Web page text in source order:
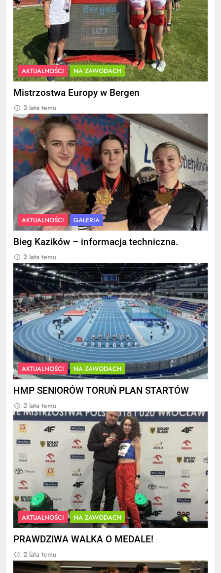
AKTUALNOŚCI NA ZAWODACH
Mistrzostwa Europy w Bergen
2 lata temu
AKTUALNOŚCI GALERIA
Bieg Kazików – informacja techniczna.
2 lata temu
AKTUALNOŚCI NA ZAWODACH
HMP SENIORÓW TORUŃ PLAN STARTÓW
2 lata temu
AKTUALNOŚCI NA ZAWODACH
PRAWDZIWA WALKA O MEDALE!
2 lata temu